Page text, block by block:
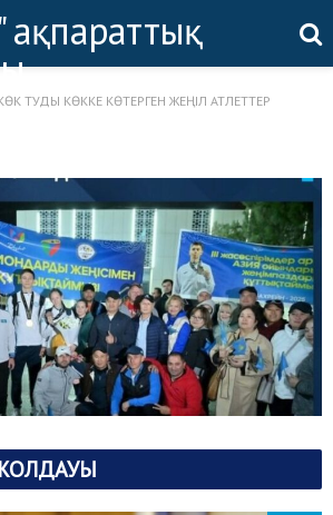
ТУДЫ КӨККЕ КӨТЕРГЕН ЖЕҢІЛ АТЛЕТТЕР